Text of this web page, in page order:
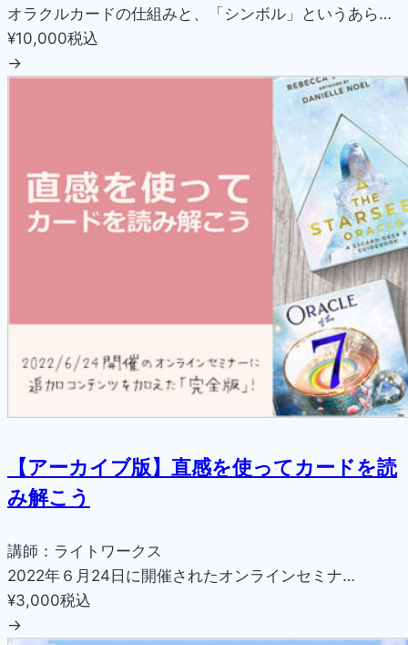
オラクルカードの仕組みと、「シンボル」というあら…
¥10,000税込
→
【アーカイブ版】直感を使ってカードを読
み解こう
講師：ライトワークス
2022年６月24日に開催されたオンラインセミナ…
¥3,000税込
→